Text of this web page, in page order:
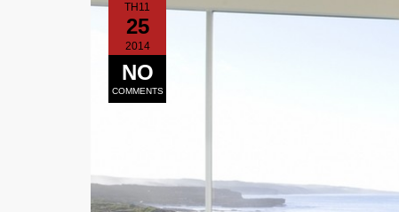
TH11
25
2014
NO
COMMENTS